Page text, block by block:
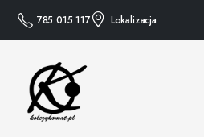
785 015 117 Lokalizacja